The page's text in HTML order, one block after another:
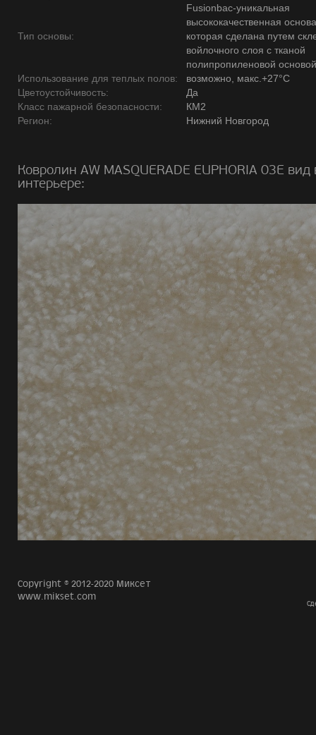
Тип основы:
Fusionbac-уникальная
высококачественная основа
которая сделана путем
войлочного слоя с тканой
полипропиленовой
Использование для теплых полов:
возможно, макс.+27°С
Цветоустойчивость:
Да
Класс пажарной безопасности:
КМ2
Регион:
Нижний Новгород
Ковролин AW MASQUERADE EUPHORIA 03E вид
интерьере:
Copyright © 2012-2020 Миксет
www.mikset.com